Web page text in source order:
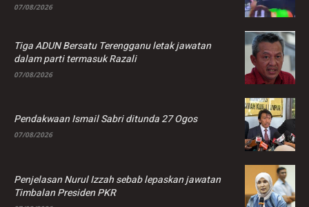
07/08/2026
Tiga ADUN Bersatu Terengganu letak jawatan
dalam parti termasuk Razali
07/08/2026
Pendakwaan Ismail Sabri ditunda 27 Ogos
07/08/2026
Penjelasan Nurul Izzah sebab lepaskan jawatan
Timbalan Presiden PKR